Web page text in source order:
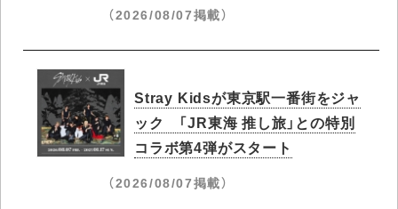
（2026/08/07掲載）
Stray Kidsが東京駅一番街をジャ
ック 「JR東海 推し旅」との特別
コラボ第4弾がスタート
（2026/08/07掲載）